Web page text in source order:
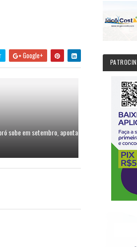
Google+
sobe em setembro, aponta